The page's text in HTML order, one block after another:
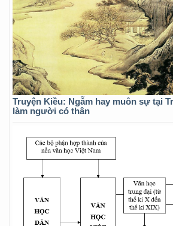
Truyện Kiều: Ngẫm hay muôn sự tại
làm người có thân